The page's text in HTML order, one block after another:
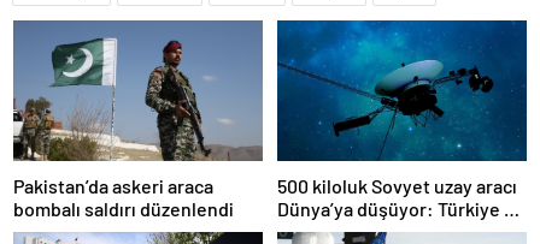
Pakistan’da askeri araca
bombalı saldırı düzenlendi
500 kiloluk Sovyet uzay aracı
Dünya’ya düşüyor: Türkiye de
risk altında